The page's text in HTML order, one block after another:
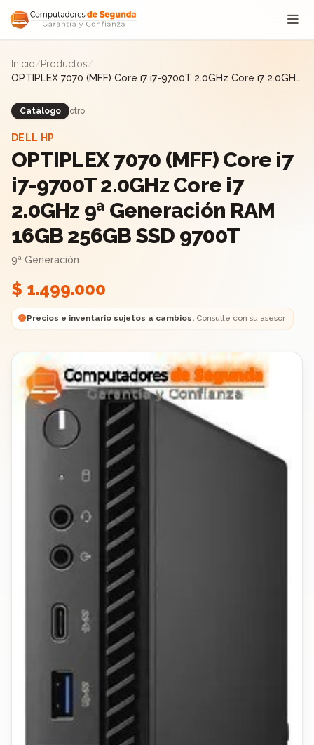
Saltar al contenido
Inicio/Productos/
OPTIPLEX 7070 (MFF) Core i7 i7-9700T 2.0GHz Core i7 2.0GHz
Catálogo otro
DELL HP
OPTIPLEX 7070 (MFF) Core i7
i7-9700T 2.0GHz Core i7
2.0GHz 9ª Generación RAM
16GB 256GB SSD 9700T
9ª Generación
$ 1.499.000
Precios e inventario sujetos a cambios.Consulte con su asesor